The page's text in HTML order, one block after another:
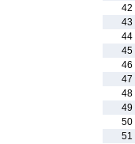
42
43
44
45
46
47
48
49
50
51